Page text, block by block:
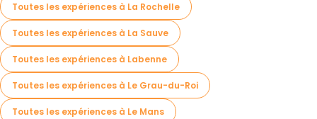
Toutes les expériences à La Rochelle
Toutes les expériences à La Sauve
Toutes les expériences à Labenne
Toutes les expériences à Le Grau-du-Roi
Toutes les expériences à Le Mans